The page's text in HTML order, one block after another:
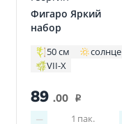
Фигаро Яркий
набор
50 см
солнце
VII-X
89 .00 i
− 1 пак.